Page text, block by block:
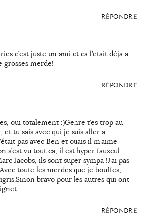
RÉPONDRE
c’est juste un ami et ca l’etait déja a
grosses merde!
RÉPONDRE
oui totalement :)Genre t’es trop au
et tu sais avec qui je suis aller a
pas avec Ben et ouais il m’aime
s’est vu tout ca, il est hyper fauxcul
Jacobs, ils sont super sympa !J’ai pas
toute les merdes que je bouffes,
bravo pour les autres qui ont
RÉPONDRE